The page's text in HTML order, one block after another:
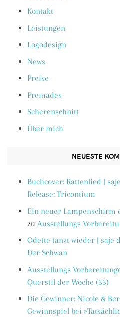
Kontakt
Leistungen
Logodesign
News
Preise
Premades
Scherenschnitt
Über mich
NEUESTE
Buchcover: Rattenlied |
Release: Tricontium
Ein neuer Lampenschirm
zu Ausstellungs
Odette tanzt wieder | saje
Der Schwan
Ausstellungs
Querstil der Woche (33)
Die Gewinner: Nicole &
Gewinnspiel bei